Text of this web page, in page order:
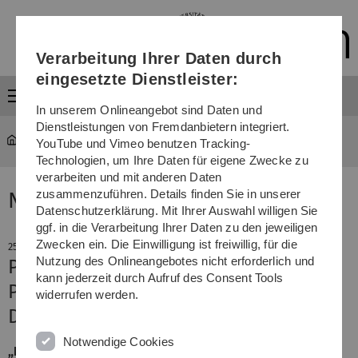
Direkt
Direkt
Direkt
(Sprache,
Drucken,
Media)
Direkt
Direkt
News
25. November 2010
Pädagogen, Schüler, Pensionäre
Physiklehrerkolloquium:
Dauerbrenner als Erfolgsmodell
„Der Bundestag ist mal voller, mal leerer, aber immer
Verarbeitung Ihrer Daten durch
eingesetzte Dienstleister:
In unserem Onlineangebot sind Daten und
Dienstleistungen von Fremdanbietern integriert.
YouTube und Vimeo benutzen Tracking-
Technologien, um Ihre Daten für eigene Zwecke zu
verarbeiten und mit anderen Daten
zusammenzuführen. Details finden Sie in unserer
Datenschutzerklärung. Mit Ihrer Auswahl willigen Sie
ggf. in die Verarbeitung Ihrer Daten zu den jeweiligen
Zwecken ein. Die Einwilligung ist freiwillig, für die
Nutzung des Onlineangebotes nicht erforderlich und
kann jederzeit durch Aufruf des Consent Tools
widerrufen werden.
Notwendige Cookies